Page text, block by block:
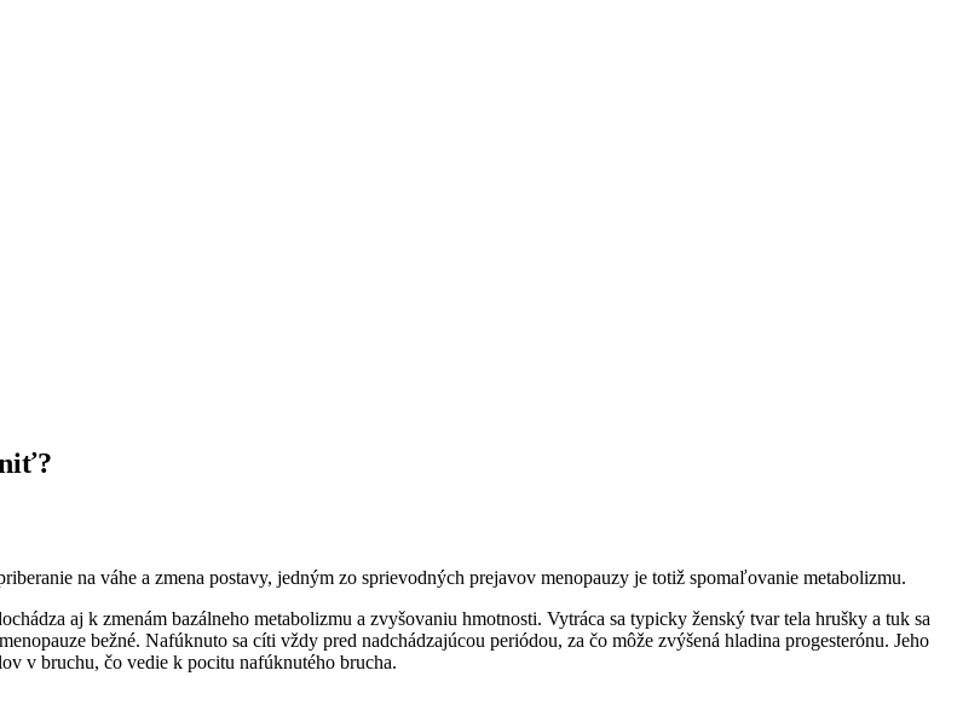
na váhe a zmena postavy, jedným zo sprievodných prejavov menopauzy je totiž spomaľovanie metabolizmu.
aj k zmenám bazálneho metabolizmu a zvyšovaniu hmotnosti. Vytráca sa typicky ženský tvar tela hrušky a tuk sa
bežné. Nafúknuto sa cíti vždy pred nadchádzajúcou periódou, za čo môže zvýšená hladina progesterónu. Jeho
v bruchu, čo vedie k pocitu nafúknutého brucha.